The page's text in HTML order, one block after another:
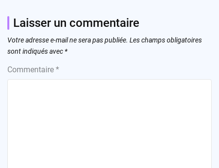
Laisser un commentaire
Votre adresse e-mail ne sera pas publiée. Les champs obligatoires
sont indiqués avec *
Commentaire *